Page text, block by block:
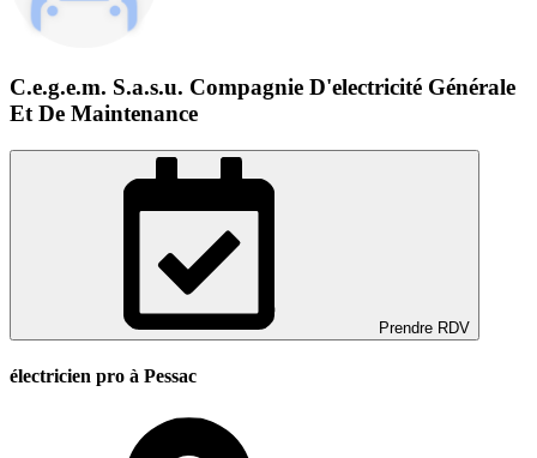
C.e.g.e.m. S.a.s.u. Compagnie D'electricité Générale
Et De Maintenance
Prendre RDV
électricien pro à Pessac